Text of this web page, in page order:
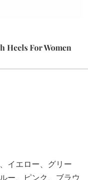
Heels For Women
イエロー、グリー
ー、ピンク、ブラウ